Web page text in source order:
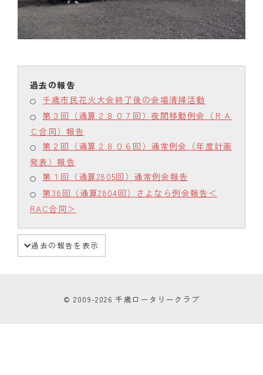
千歳市民花火大会終了後の会場清掃活動
第３回（通算２８０７回）夜間移動例会（ＲＡ
Ｃ合同）報告
第２回（通算２８０６回）通常例会（年度計画
発表）報告
第１回（通算2805回）通常例会報告
第38回（通算2804回）さよなら例会報告＜
RAC合同＞
過去の報告を表示
© 2009-2026 千歳ロータリークラブ